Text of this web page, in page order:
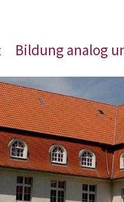
Bildung analog